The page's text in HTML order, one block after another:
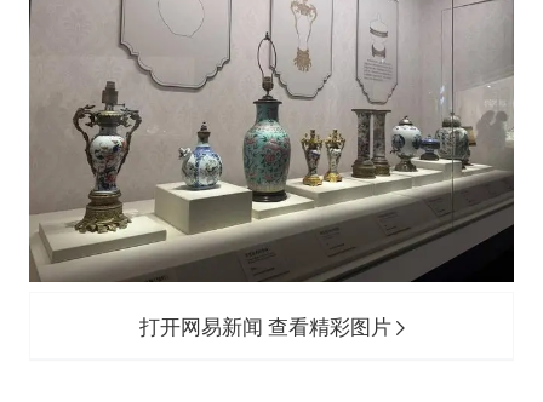
打开网易新闻 查看精彩图片